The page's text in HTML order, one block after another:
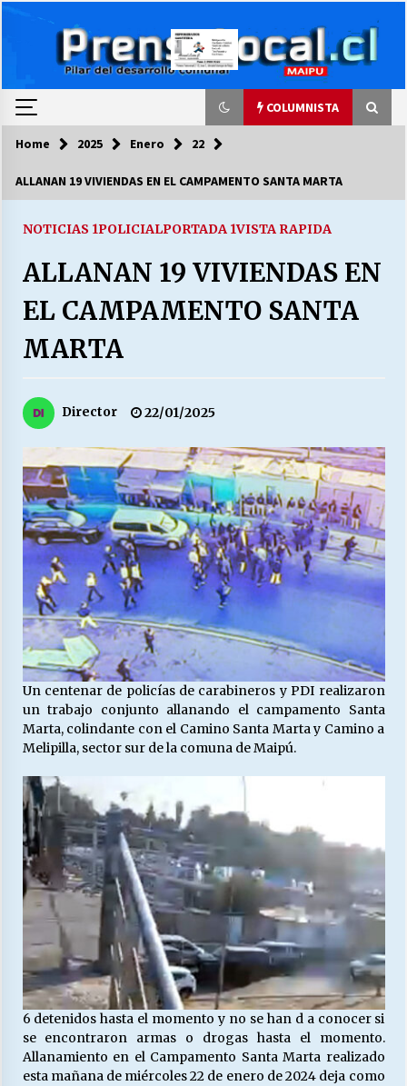
COLUMNISTA
COLUMNISTA
cuándo van a bajar?
HISTORIA
27/07/2026
MUNICIPALIDAD, TRABAJADORES, CLIMA
LABORAL:
13/07/2026
Escuela hospitalaria El Carmen de Maipu.
25/06/2026
¿Qué habrían dicho?
23/06/2026
VOLVER A SER ALTERNATIVA
16/06/2026
MUNICIPALIDADES, HONORARIOS, DESPIDOS
28/05/2026
Releyendo la Rerum Novarum a 135 años. “La
cuestión social hoy”.
16/05/2026
S.O.S. a los ricos, Save Our Souls (Salvar
Nuestras Almas)
30/04/2026
¿Asesores con doble sueldo?
18/04/2026
Home 2025 Enero 22
ALLANAN 19 VIVIENDAS EN EL CAMPAMENTO SANTA MARTA
NOTICIAS 1POLICIALPORTADA 1VISTA RAPIDA
ALLANAN 19 VIVIENDAS EN
EL CAMPAMENTO SANTA
MARTA
Director 22/01/2025
Un centenar de policías de carabineros y PDI realizaron
un trabajo conjunto allanando el campamento Santa
Marta, colindante con el Camino Santa Marta y Camino a
Melipilla, sector sur de la comuna de Maipú.
6 detenidos hasta el momento y no se han d a conocer si
se encontraron armas o drogas hasta el momento.
Allanamiento en el Campamento Santa Marta realizado
esta mañana de miércoles 22 de enero de 2024 deja como